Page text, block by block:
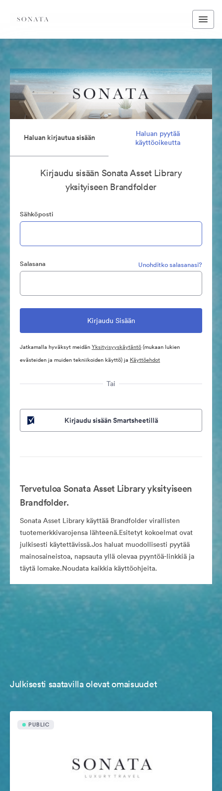
Haluan kirjautua sisään
Haluan pyytää
käyttöoikeutta
Kirjaudu sisään Sonata Asset Library
yksityiseen Brandfolder
Sähköposti
Salasana Unohditko salasanasi?
Jatkamalla hyväksyt meidänYksityisyyskäytäntö(mukaan lukien
evästeiden ja muiden tekniikoiden käyttö) ja Käyttöehdot
Tai
Kirjaudu sisään Smartsheetillä
Tervetuloa Sonata Asset Library yksityiseen
Brandfolder.
Sonata Asset Library käyttää Brandfolder virallisten
tuotemerkkivarojensa lähteenä.Esitetyt kokoelmat ovat
julkisesti käytettävissä.Jos haluat muodollisesti pyytää
mainosaineistoa, napsauta yllä olevaa pyyntöä-linkkiä ja
täytä lomake.Noudata kaikkia käyttöohjeita.
Julkisesti saatavilla olevat omaisuudet
PUBLIC